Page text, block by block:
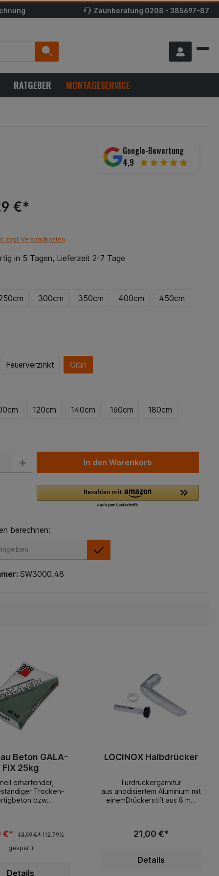
Zaunberatung 0208 - 385697-87
RATGEBER MONTAGESERVICE
Google-Bewertung
4,9
€*
zzgl. Versandkosten
in 5 Tagen, Lieferzeit 2-7 Tage
300cm 350cm 400cm 450cm
Feuerverzinkt Grün
120cm 140cm 160cm 180cm
In den Warenkorb
berechnen:
berechnen:
SW3000.48
Beton GALA-
FIX 25kg
erhärtender,
Trocken-
bzw.
zum Setzen von
TorenNach ca. 1
nach ca. 24
und
€* 13,99 €* (12.79%
gespart)
Details
LOCINOX Halbdrücker
Türdrückergarnitur
aus anodisiertem Aluminium mit
einemDrückerstift aus 8 mm
Drückergarnitur mit
21,00 €*
Details